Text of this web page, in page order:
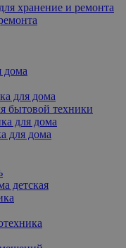
хранение и ремонта
дома
для дома
бытовой техники
для дома
для дома
детская